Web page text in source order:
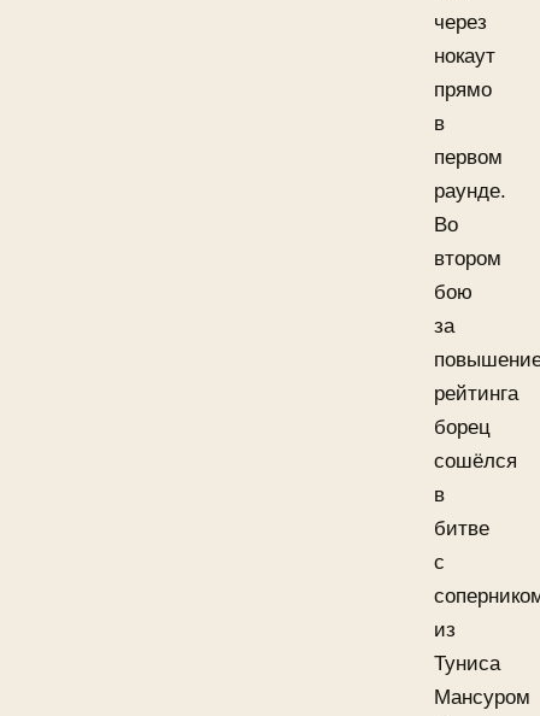
через
нокаут
прямо
в
первом
раунде.
Во
втором
бою
за
рейтинга
борец
сошёлся
в
битве
с
из
Туниса
Мансуром